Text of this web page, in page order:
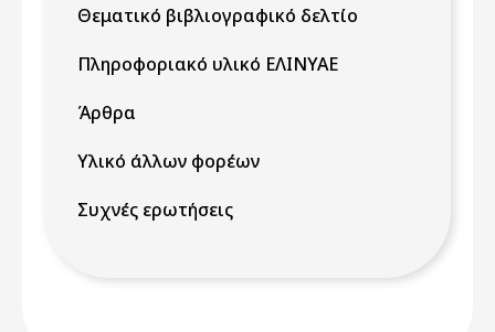
Θεματικό βιβλιογραφικό δελτίο
Πληροφοριακό υλικό ΕΛΙΝΥΑΕ
Άρθρα
Υλικό άλλων φορέων
Συχνές ερωτήσεις